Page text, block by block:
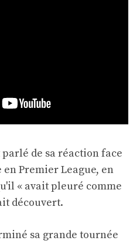
de sa réaction face
Premier League, en
« avait pleuré comme
découvert.
sa grande tournée